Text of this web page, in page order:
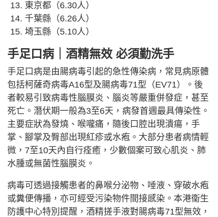
東京都（6.30人）
千葉縣（6.26人）
埼玉縣（5.10人）
手足口病｜酒精無效 必須勤洗手
手足口病是由腸病毒引起的急性傳染病，常見病原體
包括柯薩奇病毒A16型及腸病毒71型（EV71）。後
者較易引致病毒性腦膜炎、腦炎等嚴重併發症，甚至
死亡。潛伏期一般為3至6天，病發首週最具傳染性。
主要症狀為發燒、喉嚨痛，隨後口腔出現潰瘍，手
掌、腳掌及臀部出現紅疹或水疱。大部分患者病情輕
微，7至10天內自行痊癒，少數個案可致心肌炎、肺
水腫或無菌性腦膜炎。
病毒可透過接觸患者的鼻喉分泌物、唾液、穿破水疱
或糞便傳播，亦可經受污染物件間接感染。本港衞生
防護中心特別提醒，酒精搓手液對腸病毒71型無效，